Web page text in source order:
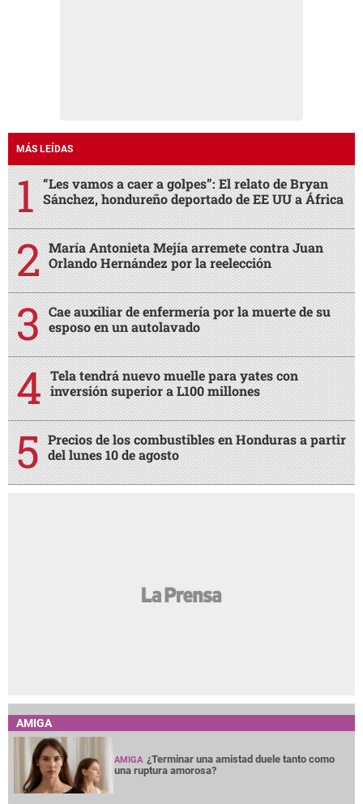
MÁS LEÍDAS
“Les vamos a caer a golpes”: El relato de Bryan
Sánchez, hondureño deportado de EE UU a África
María Antonieta Mejía arremete contra Juan
Orlando Hernández por la reelección
Cae auxiliar de enfermería por la muerte de su
esposo en un autolavado
Tela tendrá nuevo muelle para yates con
inversión superior a L100 millones
Precios de los combustibles en Honduras a partir
del lunes 10 de agosto
AMIGA
AMIGA ¿Terminar una amistad duele tanto como
una ruptura amorosa?